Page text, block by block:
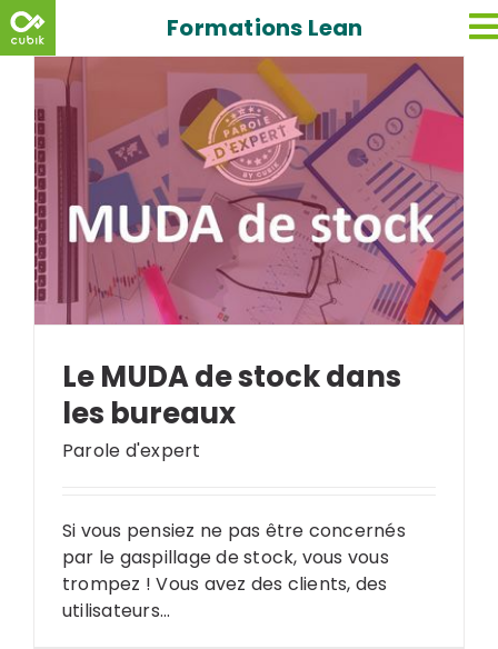
Skip
to
content
Formations Lean
Le MUDA de stock dans
les bureaux
Parole d'expert
Si vous pensiez ne pas être concernés
par le gaspillage de stock, vous vous
trompez ! Vous avez des clients, des
utilisateurs...